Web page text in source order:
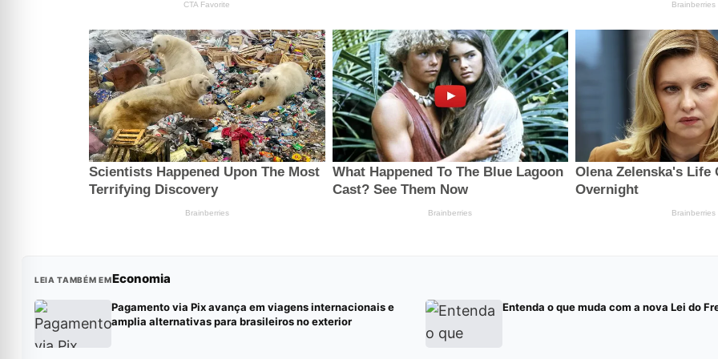
LEIA TAMBÉM EMEconomia
Pagamento via Pix avança em viagens internacionais e
amplia alternativas para brasileiros no exterior
Entenda o que muda com a nova Lei do